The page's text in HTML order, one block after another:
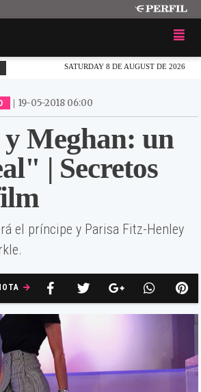
SATURDAY 8 DE AUGUST DE 2026
| 19-05-2018 06:00
Meghan: un
| Secretos
el príncipe y Parisa Fitz-Henley